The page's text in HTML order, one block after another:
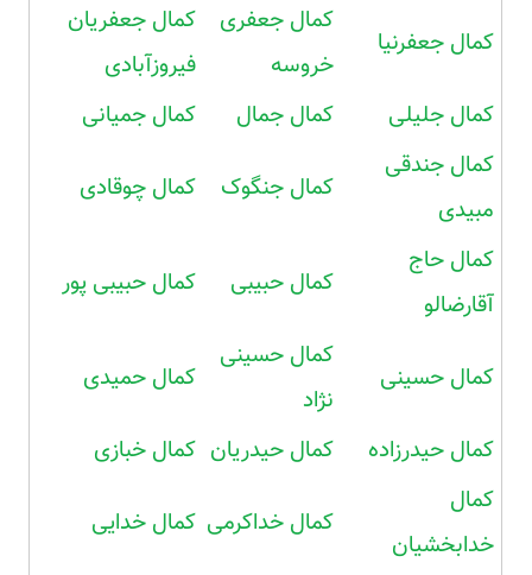
کمال جعفرنیا
کمال جعفری
خروسه
کمال جعفریان
فیروزآبادی
کمال جلیلی
کمال جمال
کمال جمیانی
کمال جندقی
مبیدی
کمال جنگوک کمال چوقادی
کمال حاج
آقارضالو
کمال حبیبی کمال حبیبی پور
کمال حسینی
کمال حسینی
نژاد
کمال حمیدی
کمال حیدرزاده کمال حیدریان کمال خبازی
کمال
خدابخشیان
کمال خداکرمی کمال خدایی